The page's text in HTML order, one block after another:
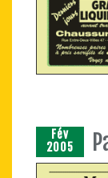
Fév
2005